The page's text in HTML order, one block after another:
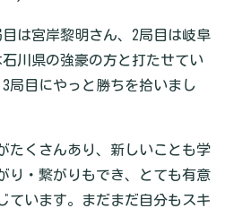
は宮岸黎明さん、2局目は岐阜
石川県の強豪の方と打たせてい
局目にやっと勝ちを拾いまし
たくさんあり、新しいことも学
り・繋がりもでき、とても有意
ています。まだまだ自分もスキ